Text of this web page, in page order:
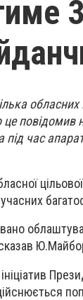
повідомив
час